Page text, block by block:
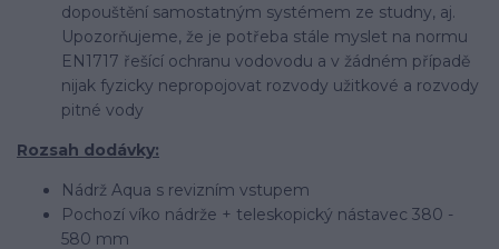
dopouštění samostatným systémem ze studny, aj.
Upozorňujeme, že je potřeba stále myslet na normu
EN1717 řešící ochranu vodovodu a v žádném případě
nijak fyzicky nepropojovat rozvody užitkové a rozvody
pitné vody
Rozsah dodávky:
Nádrž Aqua s revizním vstupem
Pochozí víko nádrže + teleskopický nástavec 380 -
580 mm